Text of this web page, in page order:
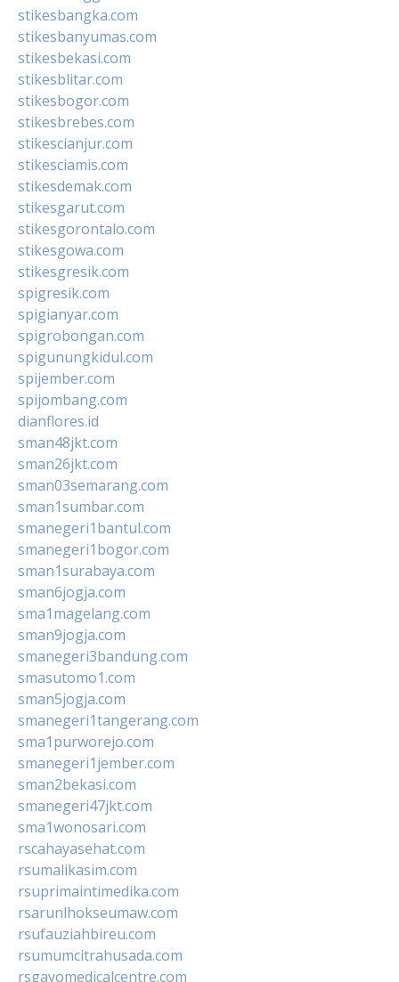
stikesbangka.com
stikesbanyumas.com
stikesbekasi.com
stikesblitar.com
stikesbogor.com
stikesbrebes.com
stikescianjur.com
stikesciamis.com
stikesdemak.com
stikesgarut.com
stikesgorontalo.com
stikesgowa.com
stikesgresik.com
spigresik.com
spigianyar.com
spigrobongan.com
spigunungkidul.com
spijember.com
spijombang.com
dianflores.id
sman48jkt.com
sman26jkt.com
sman03semarang.com
sman1sumbar.com
smanegeri1bantul.com
smanegeri1bogor.com
sman1surabaya.com
sman6jogja.com
sma1magelang.com
sman9jogja.com
smanegeri3bandung.com
smasutomo1.com
sman5jogja.com
smanegeri1tangerang.com
sma1purworejo.com
smanegeri1jember.com
sman2bekasi.com
smanegeri47jkt.com
sma1wonosari.com
rscahayasehat.com
rsumalikasim.com
rsuprimaintimedika.com
rsarunlhokseumaw.com
rsufauziahbireu.com
rsumumcitrahusada.com
rsgayomedicalcentre.com